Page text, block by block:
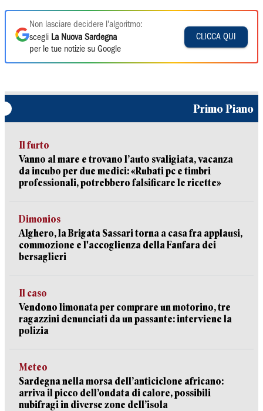
Non lasciare decidere l'algoritmo:
scegli La Nuova Sardegna
per le tue notizie su Google
CLICCA QUI
Primo Piano
Il furto
Vanno al mare e trovano l’auto svaligiata, vacanza
da incubo per due medici: «Rubati pc e timbri
professionali, potrebbero falsificare le ricette»
Dimonios
Alghero, la Brigata Sassari torna a casa fra applausi,
commozione e l'accoglienza della Fanfara dei
bersaglieri
Il caso
Vendono limonata per comprare un motorino, tre
ragazzini denunciati da un passante: interviene la
polizia
Meteo
Sardegna nella morsa dell’anticiclone africano:
arriva il picco dell’ondata di calore, possibili
nubifragi in diverse zone dell’isola